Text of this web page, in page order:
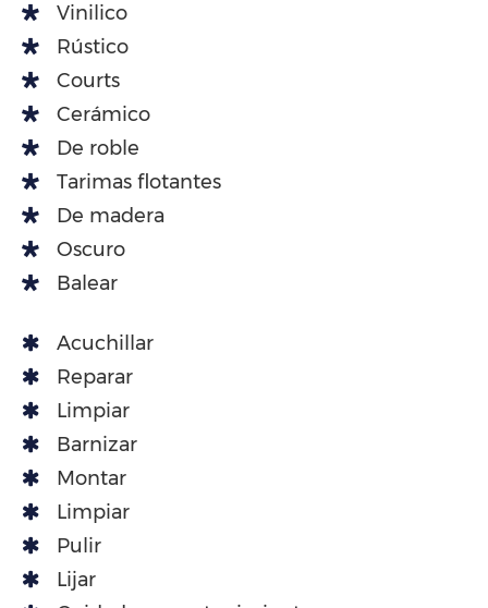
Vinilico
Rústico
Courts
Cerámico
De roble
Tarimas flotantes
De madera
Oscuro
Balear
Acuchillar
Reparar
Limpiar
Barnizar
Montar
Limpiar
Pulir
Lijar